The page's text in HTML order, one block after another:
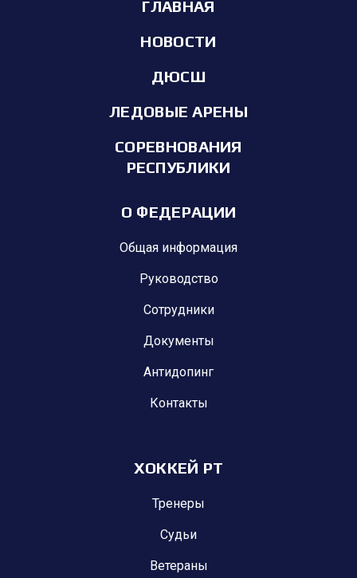
ГЛАВНАЯ
НОВОСТИ
ДЮСШ
ЛЕДОВЫЕ АРЕНЫ
СОРЕВНОВАНИЯ
РЕСПУБЛИКИ
О ФЕДЕРАЦИИ
Общая информация
Руководство
Сотрудники
Документы
Антидопинг
Контакты
ХОККЕЙ РТ
Тренеры
Судьи
Ветераны